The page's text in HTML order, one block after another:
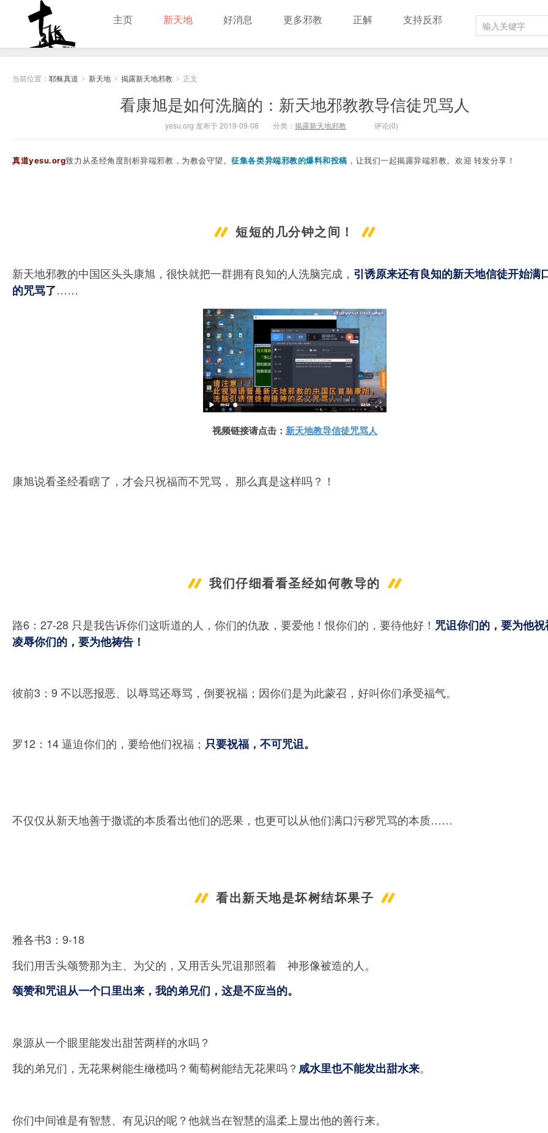
主页 新天地 好消息 更多邪教 正解 支持反邪
当前位置： 耶稣真道 > 新天地 > 揭露新天地邪教 > 正文
看康旭是如何洗脑的：新天地邪教教导信徒咒骂人
yesu.org 发布于 2019-09-08 分类： 揭露新天地邪教 评论(0)
真道yesu.org致力从圣经角度剖析异端邪教，为教会守望。征集各类异端邪教的爆料和投稿 ，让我们一起揭露异端邪教。欢迎 转发分享！
短短的几分钟之间！
新天地邪教的中国区头头康旭，很快就把一群拥有良知的人洗脑完成， 引诱原来还有良知的新天地信徒开始满
的咒骂了……
视频链接请点击： 新天地教导信徒咒骂人
康旭说看圣经看瞎了，才会只祝福而不咒骂， 那么真是这样吗？！
我们仔细看看圣经如何教导的
路6：27-28 只是我告诉你们这听道的人，你们的仇敌，要爱他！恨你们的，要待他好！ 咒诅你们的，要为他
凌辱你们的，要为他祷告！
彼前3： 9 不以恶报恶、以辱骂还辱骂，倒要祝福； 因你们是为此蒙召，好叫你们承受福气。
罗12：14 逼迫你们的，要给他们祝福； 只要祝福，不可咒诅。
不仅仅从新天地善于撒谎的本质看出他们的恶果，也更可以从他们满口污秽咒骂的本质……
看出新天地是坏树结坏果子
雅各书3： 9-18
我们用舌头颂赞那为主、为父的，又用舌头咒诅那照着 神形像被造的人。
颂赞和咒诅从一个口里出来，我的弟兄们，这是不应当的。
泉源从一个眼里能发出甜苦两样的水吗？
我的弟兄们，无花果树能生橄榄吗？葡萄树能结无花果吗？ 咸水里也不能发出甜水来。
你们中间谁是有智慧、有见识的呢？他就当在智慧的温柔上显出他的善行来。